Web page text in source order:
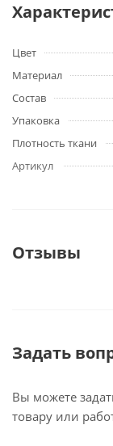
Цвет
Материал
Состав
Упаковка
Плотность ткани
Артикул
Отзывы
Задать
Вы можете
товару или